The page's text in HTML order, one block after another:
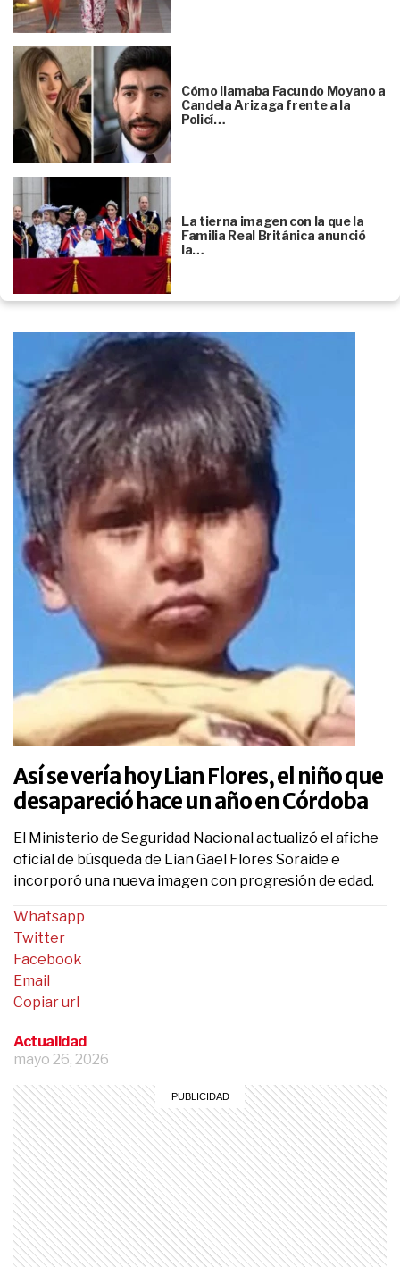
Cómo llamaba Facundo Moyano a
Candela Arizaga frente a la
Policí…
La tierna imagen con la que la
Familia Real Británica anunció
la…
Así se vería hoy Lian Flores, el niño que
desapareció hace un año en Córdoba
El Ministerio de Seguridad Nacional actualizó el afiche
oficial de búsqueda de Lian Gael Flores Soraide e
incorporó una nueva imagen con progresión de edad.
Actualidad
mayo 26, 2026
Whatsapp
Twitter
Facebook
Email
Copiar url